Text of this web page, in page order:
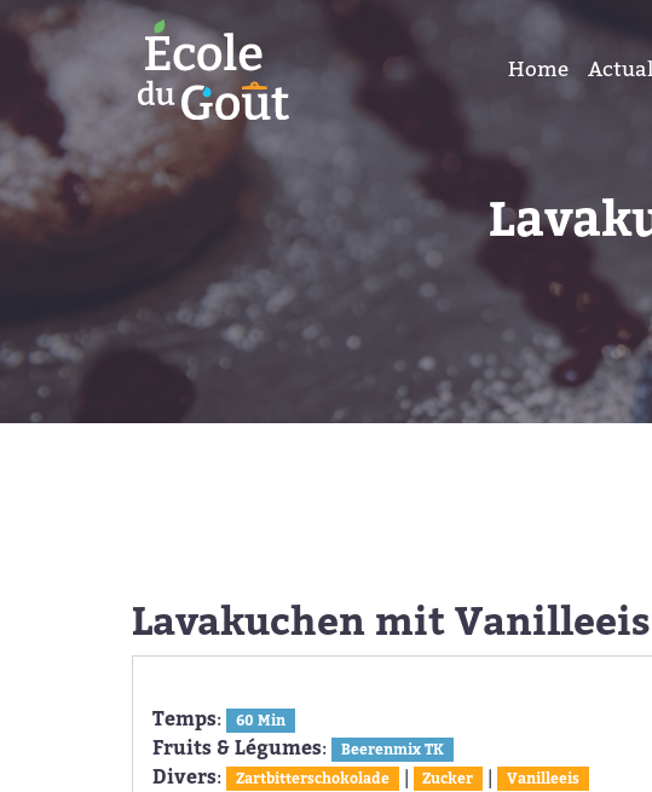
Home
Lavakuchen mit Vanilleeis
Temps: 60 Min
Fruits & Légumes: Beerenmix TK
Divers: Zartbitterschokolade | Zucker | Vanilleeis